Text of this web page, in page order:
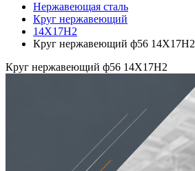
Нержавеющая сталь
Круг нержавеющий
14Х17Н2
Круг нержавеющий ф56 14Х17Н2
Круг нержавеющий ф56 14Х17Н2